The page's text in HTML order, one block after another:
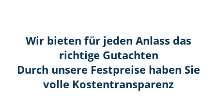
Wir bieten für jeden Anlass das
richtige Gutachten
Durch unsere Festpreise haben Sie
volle Kosten­transparenz